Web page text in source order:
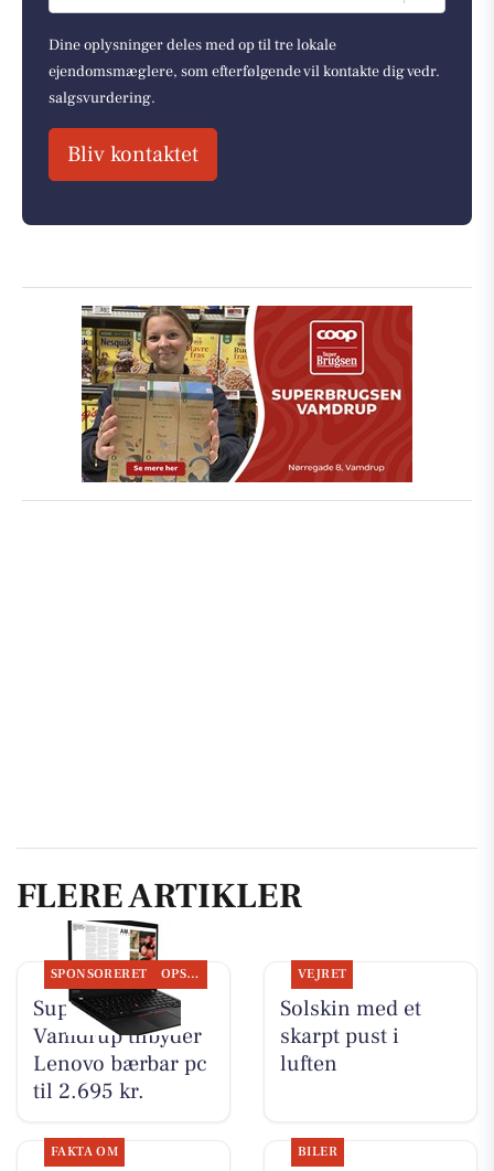
Dine oplysninger deles med op til tre lokale
ejendomsmæglere, som efterfølgende vil kontakte dig vedr.
salgsvurdering.
Bliv kontaktet
FLERE ARTIKLER
SPONSORERET OPSLAGSTAVLEN
SuperBrugsen
Vamdrup tilbyder
Lenovo bærbar pc
til 2.695 kr.
VEJRET
Solskin med et
skarpt pust i
luften
FAKTA OM BILER